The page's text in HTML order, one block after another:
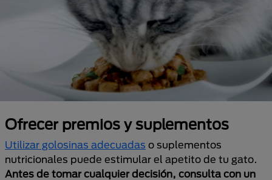
Ofrecer premios y suplementos
Utilizar golosinas adecuadas o suplementos
nutricionales puede estimular el apetito de tu gato.
Antes de tomar cualquier decisión, consulta con un